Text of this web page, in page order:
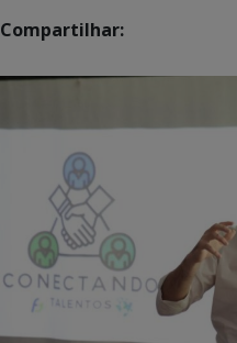
Compartilhar: